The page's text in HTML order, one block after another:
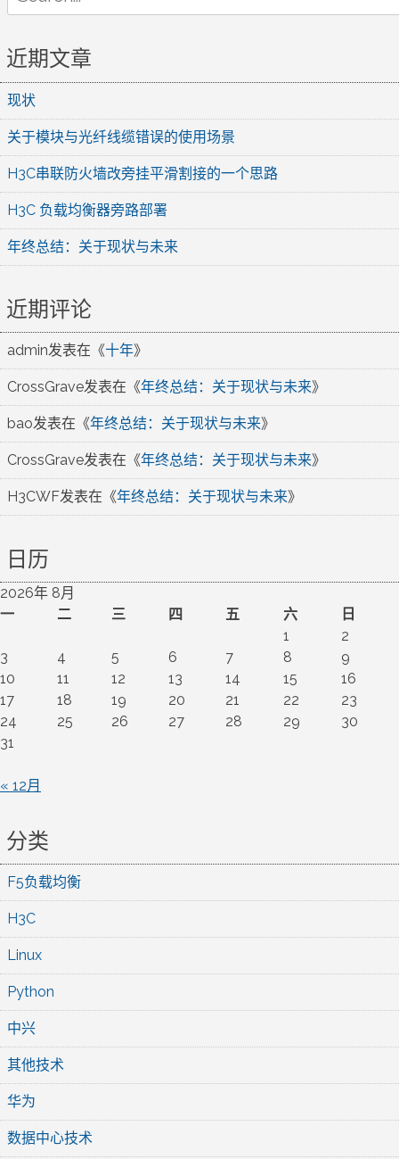
for:
近期文章
现状
关于模块与光纤线缆错误的使用场景
H3C串联防火墙改旁挂平滑割接的一个思路
H3C 负载均衡器旁路部署
年终总结：关于现状与未来
近期评论
admin发表在《十年》
CrossGrave发表在《年终总结：关于现状与未来》
bao发表在《年终总结：关于现状与未来》
CrossGrave发表在《年终总结：关于现状与未来》
H3CWF发表在《年终总结：关于现状与未来》
日历
2026年 8月
一
二 三 四 五 六
日
1
2
3
4 5 6 7 8
9
10
11 12 13 14 15
16
17
18 19 20 21 22
23
24
25 26 27 28 29
30
31
« 12月
分类
F5负载均衡
H3C
Linux
Python
中兴
其他技术
华为
数据中心技术